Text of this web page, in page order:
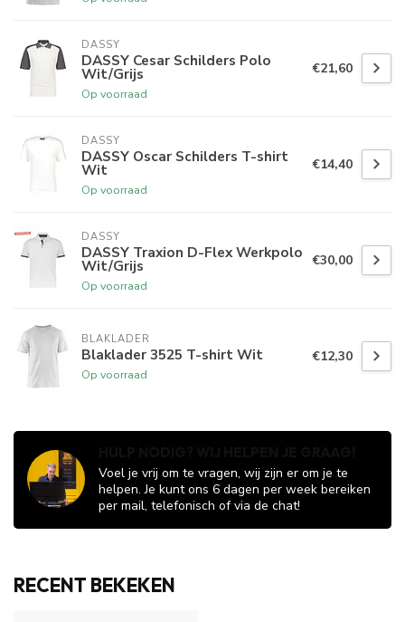
DASSY
DASSY Cesar Schilders Polo
Wit/Grijs
Op voorraad
€21,60
DASSY
DASSY Oscar Schilders T-shirt
Wit
Op voorraad
€14,40
DASSY
DASSY Traxion D-Flex Werkpolo
Wit/Grijs
Op voorraad
€30,00
BLAKLADER
Blaklader 3525 T-shirt Wit
Op voorraad
€12,30
Voel je vrij om te vragen, wij zijn er om je te
helpen. Je kunt ons 6 dagen per week bereiken
per mail, telefonisch of via de chat!
RECENT BEKEKEN